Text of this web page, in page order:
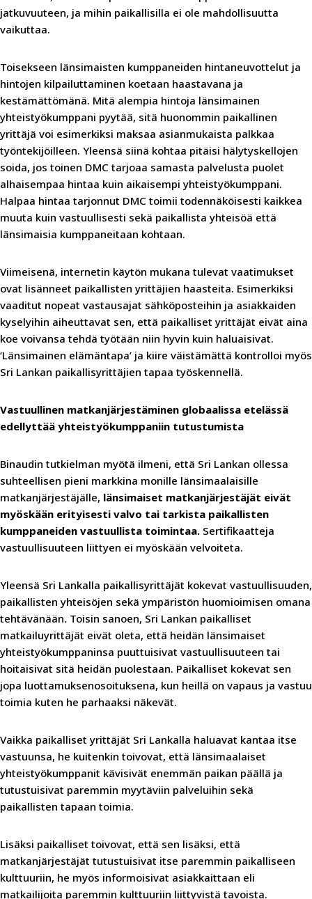
jatkuvuuteen, ja mihin paikallisilla ei ole mahdollisuutta
vaikuttaa.
Toisekseen länsimaisten kumppaneiden hintaneuvottelut ja
hintojen kilpailuttaminen koetaan haastavana ja
kestämättömänä. Mitä alempia hintoja länsimainen
yhteistyökumppani pyytää, sitä huonommin paikallinen
yrittäjä voi esimerkiksi maksaa asianmukaista palkkaa
työntekijöilleen. Yleensä siinä kohtaa pitäisi hälytyskellojen
soida, jos toinen DMC tarjoaa samasta palvelusta puolet
alhaisempaa hintaa kuin aikaisempi yhteistyökumppani.
Halpaa hintaa tarjonnut DMC toimii todennäköisesti kaikkea
muuta kuin vastuullisesti sekä paikallista yhteisöä että
länsimaisia kumppaneitaan kohtaan.
Viimeisenä, internetin käytön mukana tulevat vaatimukset
ovat lisänneet paikallisten yrittäjien haasteita. Esimerkiksi
vaaditut nopeat vastausajat sähköposteihin ja asiakkaiden
kyselyihin aiheuttavat sen, että paikalliset yrittäjät eivät aina
koe voivansa tehdä työtään niin hyvin kuin haluaisivat.
‘Länsimainen elämäntapa’ ja kiire väistämättä kontrolloi myös
Sri Lankan paikallisyrittäjien tapaa työskennellä.
Vastuullinen matkanjärjestäminen globaalissa etelässä
edellyttää yhteistyökumppaniin tutustumista
Binaudin tutkielman myötä ilmeni, että Sri Lankan ollessa
suhteellisen pieni markkina monille länsimaalaisille
matkanjärjestäjälle, länsimaiset matkanjärjestäjät eivät
myöskään erityisesti valvo tai tarkista paikallisten
kumppaneiden vastuullista toimintaa. Sertifikaatteja
vastuullisuuteen liittyen ei myöskään velvoiteta.
Yleensä Sri Lankalla paikallisyrittäjät kokevat vastuullisuuden,
paikallisten yhteisöjen sekä ympäristön huomioimisen omana
tehtävänään. Toisin sanoen, Sri Lankan paikalliset
matkailuyrittäjät eivät oleta, että heidän länsimaiset
yhteistyökumppaninsa puuttuisivat vastuullisuuteen tai
hoitaisivat sitä heidän puolestaan. Paikalliset kokevat sen
jopa luottamuksenosoituksena, kun heillä on vapaus ja vastuu
toimia kuten he parhaaksi näkevät.
Vaikka paikalliset yrittäjät Sri Lankalla haluavat kantaa itse
vastuunsa, he kuitenkin toivovat, että länsimaalaiset
yhteistyökumppanit kävisivät enemmän paikan päällä ja
tutustuisivat paremmin myytäviin palveluihin sekä
paikallisten tapaan toimia.
Lisäksi paikalliset toivovat, että sen lisäksi, että
matkanjärjestäjät tutustuisivat itse paremmin paikalliseen
kulttuuriin, he myös informoisivat asiakkaittaan eli
matkailijoita paremmin kulttuuriin liittyvistä tavoista.